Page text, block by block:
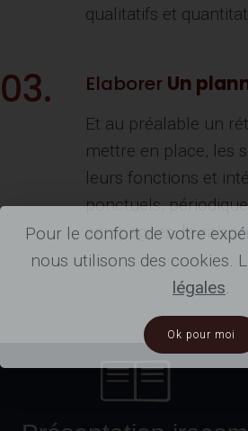
qualitatifs et
03. Elaborer Un
Et au préalable un
mettre en place, les
leurs fonctions et
ponctuels,
campagnes, la
Pour le confort de votre
nous utilisons des cookies.
légales.
Ok pour moi